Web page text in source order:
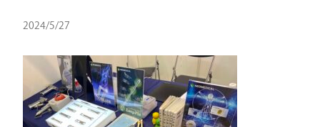
2024/5/27